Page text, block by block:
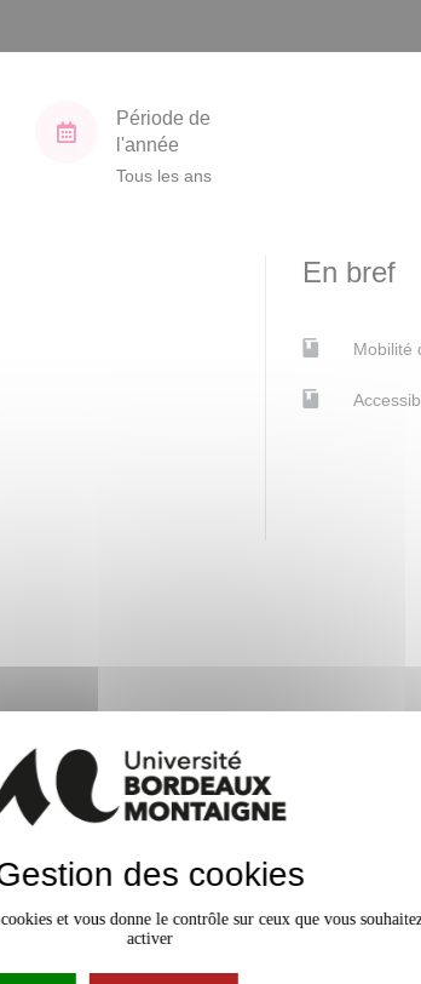
Période de
l'année
Tous les ans
En bref
Mobilité
des cookies
et vous donne le contrôle sur ceux que vous
activer